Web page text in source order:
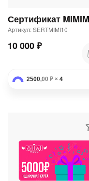
Артикул: SERTMIMI10
10 000 ₽
2500,00 ₽ × 4